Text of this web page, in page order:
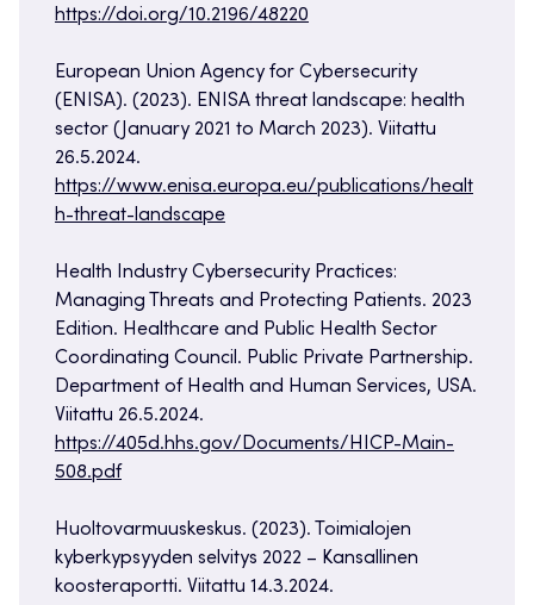
https://doi.org/10.2196/48220
European Union Agency for Cybersecurity
(ENISA). (2023). ENISA threat landscape: health
sector (January 2021 to March 2023). Viitattu
26.5.2024.
https://www.enisa.europa.eu/publications/healt
h-threat-landscape
Health Industry Cybersecurity Practices:
Managing Threats and Protecting Patients. 2023
Edition. Healthcare and Public Health Sector
Coordinating Council. Public Private Partnership.
Department of Health and Human Services, USA.
Viitattu 26.5.2024.
https://405d.hhs.gov/Documents/HICP-Main-
508.pdf
Huoltovarmuuskeskus. (2023). Toimialojen
kyberkypsyyden selvitys 2022 – Kansallinen
koosteraportti. Viitattu 14.3.2024.